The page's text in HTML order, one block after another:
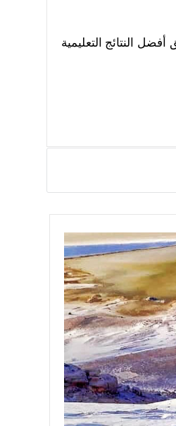
النتائج التعليمية